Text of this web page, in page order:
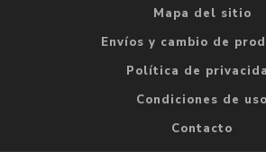
Mapa del sitio
Envíos y cambio de
Política de
Condiciones de uso
Contacto